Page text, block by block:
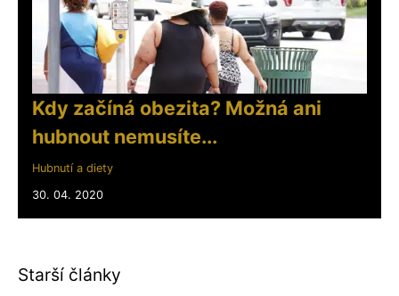
Kdy začíná obezita? Možná ani
hubnout nemusíte...
Hubnutí a diety
30. 04. 2020
Starší články